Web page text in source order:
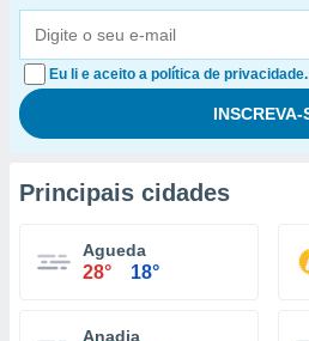
Eu li e aceito a política de privacidade.
Principais cidades
Agueda
28° 18°
Anadia